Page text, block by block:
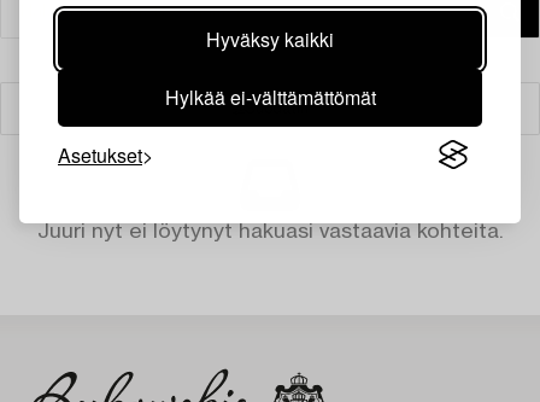
Hyväksy kaikki
Hylkää ei-välttämättömät
Asetukset
Suodatin
Juuri nyt ei löytynyt hakuasi vastaavia kohteita.